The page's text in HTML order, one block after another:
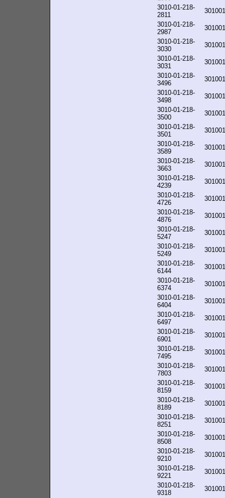
3010-01-218-
2811
3010-01-218-
2987
3010-01-218-
3030
3010-01-218-
3031
3010-01-218-
3496
3010-01-218-
3498
3010-01-218-
3500
3010-01-218-
3501
3010-01-218-
3589
3010-01-218-
3663
3010-01-218-
4239
3010-01-218-
4726
3010-01-218-
4876
3010-01-218-
5247
3010-01-218-
5249
3010-01-218-
6144
3010-01-218-
6374
3010-01-218-
6404
3010-01-218-
6497
3010-01-218-
6901
3010-01-218-
7495
3010-01-218-
7803
3010-01-218-
8159
3010-01-218-
8189
3010-01-218-
8251
3010-01-218-
8508
3010-01-218-
9210
3010-01-218-
9221
3010-01-218-
9318